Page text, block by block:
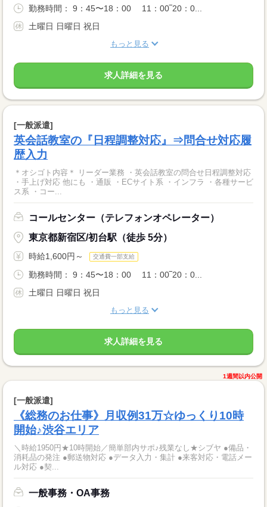
勤務時間： 9：45〜18：00 11：00‾20：0...
土曜日 日曜日 祝日
もっと見る
求人詳細を見る
[一般派遣]
英会話教室の『日程調整対応』⇒問合せ対応履
歴入力
＊オシゴト内容＊ リーダー業務 ・英会話教室の問合せ日程調整対応
・手上げ対応 他にも ・通販 ・ECサイト系 ・インフラ ・各種サービ
ス系 ・コー...
コールセンター（テレフォンオペレーター）
東京都新宿区/初台駅（徒歩 5分）
時給1,600円～ 交通費一部支給
勤務時間： 9：45〜18：00 11：00‾20：0...
土曜日 日曜日 祝日
もっと見る
求人詳細を見る
1週間以内公開
[一般派遣]
《総務のお仕事》月収例31万☆ゆっくり10時
開始♪渋谷エリア
＼時給1950円★10時開始／簡単部内サポ♪残業なし★シブヤ ●備品・
消耗品の発注 ●郵送物対応 ●データ入力・集計 ●来客対応・電話メー
ル対応 ●契...
一般事務・OA事務